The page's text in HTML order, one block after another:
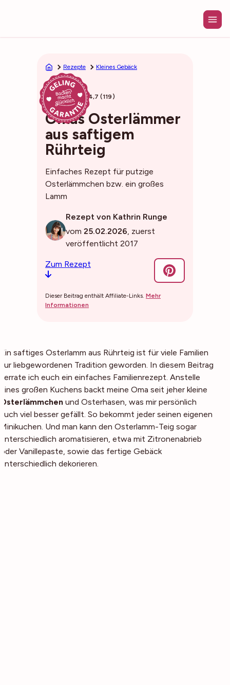
Rezepte Kleines Gebäck
35min 4,7 (119)
Omas Osterlämmer
aus saftigem
Rührteig
Einfaches Rezept für putzige
Osterlämmchen bzw. ein großes
Lamm
Rezept von Kathrin Runge
vom 25.02.2026, zuerst
veröffentlicht 2017
Zum Rezept
Dieser Beitrag enthält Affiliate-Links. Mehr
Informationen
Ein saftiges Osterlamm aus Rührteig ist für viele Familien
zur liebgewordenen Tradition geworden. In diesem Beitrag
verrate ich euch ein einfaches Familienrezept. Anstelle
eines großen Kuchens backt meine Oma seit jeher kleine
Osterlämmchen und Osterhasen, was mir persönlich
auch viel besser gefällt. So bekommt jeder seinen eigenen
Minikuchen. Und man kann den Osterlamm-Teig sogar
unterschiedlich aromatisieren, etwa mit Zitronenabrieb
oder Vanillepaste, sowie das fertige Gebäck
unterschiedlich dekorieren.